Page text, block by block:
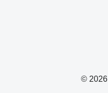
©